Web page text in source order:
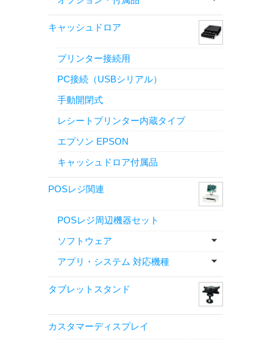
キャッシュドロア
プリンター接続用
PC接続（USBシリアル）
手動開閉式
レシートプリンター内蔵タイプ
エプソン EPSON
キャッシュドロア付属品
POSレジ関連
POSレジ周辺機器セット
ソフトウェア
アプリ・システム 対応機種
タブレットスタンド
カスタマーディスプレイ